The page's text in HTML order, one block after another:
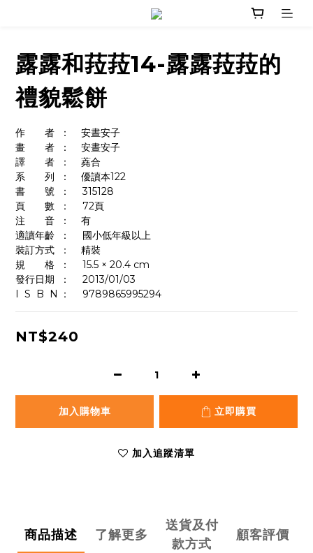
露露和菈菈14-露露菈菈的
禮貌鬆餅
作　　者	：    安晝安子
畫　　者	：    安晝安子
譯　　者	：    蕘合
系　　列	：    優讀本122
書　　號	：	315128
頁　　數	：	72頁
注　　音	：    有
適讀年齡	：	國小低年級以上
裝訂方式	：    精裝
規　　格	：	15.5 × 20.4 cm
發行日期	：	2013/01/03
I  S  B  N	：  	9789865995294
NT$240
加入購物車 立即購買
加入追蹤清單
商品描述 了解更多
送貨及付
款方式
顧客評價